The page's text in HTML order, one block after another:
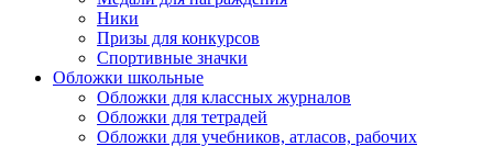
Ники
Призы для конкурсов
Спортивные значки
Обложки школьные
Обложки для классных журналов
Обложки для тетрадей
Обложки для учебников, атласов, рабочих